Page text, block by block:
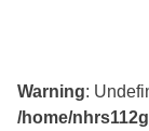
Warning:
/home/